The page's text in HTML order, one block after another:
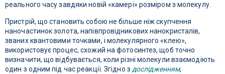
реального часу завдяки новій «камері» розміром з молекулу.
Пристрій, що становить собою не більше ніж скупчення
наночастинок золота, напівпровідникових нанокристалів,
званих квантовими точками, і молекулярного «клею»,
використовує процес, схожий на фотосинтез, щоб точно
визначити, що відбувається, коли різні молекули взаємодіють
один з одним під час реакції. Згідно з дослідженням,